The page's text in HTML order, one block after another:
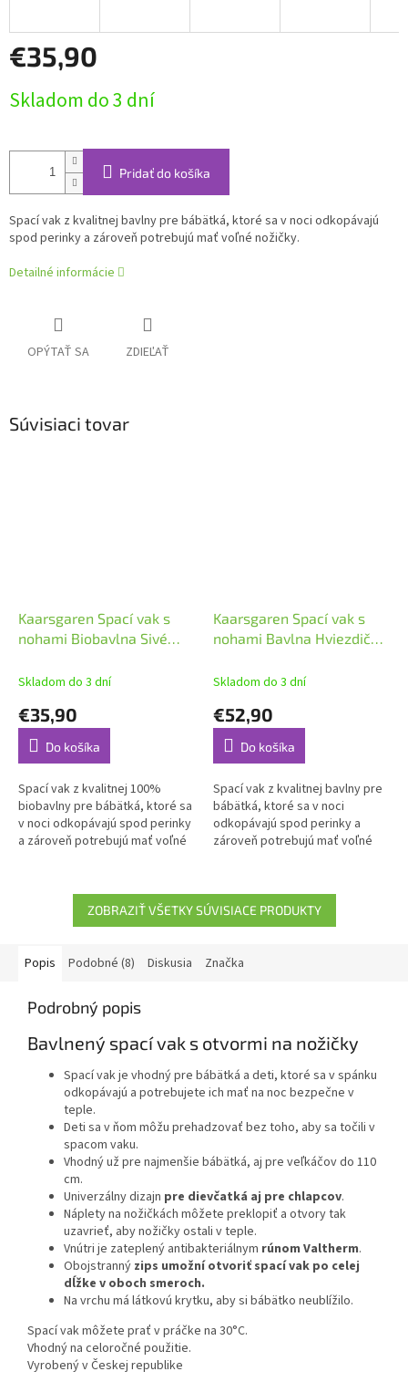
€35,90
cena:
Skladom do 3 dní
Pridať do košíka
Spací vak z kvalitnej bavlny pre bábätká, ktoré sa v noci odkopávajú
spod perinky a zároveň potrebujú mať voľné nožičky.
Detailné informácie
OPÝTAŤ SA ZDIEĽAŤ
Súvisiaci tovar
Kaarsgaren Spací vak s
nohami Biobavlna Sivé
Skladom do 3 dní
€35,90
Do košíka
Spací vak z kvalitnej 100%
biobavlny pre bábätká, ktoré sa
v noci odkopávajú spod perinky
a zároveň potrebujú mať voľné
Kaarsgaren Spací vak s
nohami Bavlna Hviezdičky
Skladom do 3 dní
€52,90
Do košíka
Spací vak z kvalitnej bavlny pre
bábätká, ktoré sa v noci
odkopávajú spod perinky a
zároveň potrebujú mať voľné
ZOBRAZIŤ VŠETKY SÚVISIACE PRODUKTY
Popis Podobné (8) Diskusia Značka
Podrobný popis
Bavlnený spací vak s otvormi na nožičky
Spací vak je vhodný pre bábätká a deti, ktoré sa v spánku
odkopávajú a potrebujete ich mať na noc bezpečne v
teple.
Deti sa v ňom môžu prehadzovať bez toho, aby sa točili v
spacom vaku.
Vhodný už pre najmenšie bábätká, aj pre veľkáčov do 110
cm.
Univerzálny dizajn pre dievčatká aj pre chlapcov.
Náplety na nožičkách môžete preklopiť a otvory tak
uzavrieť, aby nožičky ostali v teple.
Vnútri je zateplený antibakteriálnym rúnom Valtherm.
Obojstranný zips umožní otvoriť spací vak po celej
dĺžke v oboch smeroch.
Na vrchu má látkovú krytku, aby si bábätko neublížilo.
Spací vak môžete prať v práčke na 30°C.
Vhodný na celoročné použitie.
Vyrobený v Českej republike